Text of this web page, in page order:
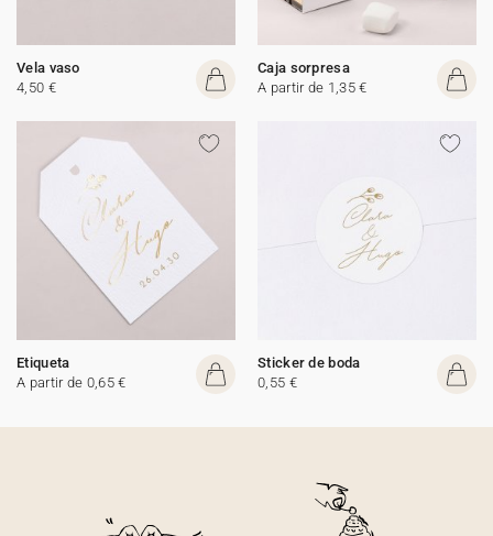
Vela vaso
4,50 €
Caja sorpresa
A partir de 1,35 €
Etiqueta
A partir de 0,65 €
Sticker de boda
0,55 €